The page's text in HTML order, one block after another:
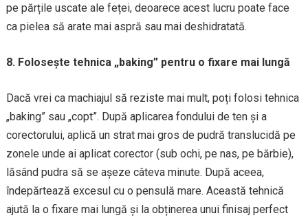
pe părțile uscate ale feței, deoarece acest lucru poate face
ca pielea să arate mai aspră sau mai deshidratată.
8. Folosește tehnica „baking” pentru o fixare mai lungă
Dacă vrei ca machiajul să reziste mai mult, poți folosi tehnica
„baking” sau „copt”. După aplicarea fondului de ten și a
corectorului, aplică un strat mai gros de pudră translucidă pe
zonele unde ai aplicat corector (sub ochi, pe nas, pe bărbie),
lăsând pudra să se așeze câteva minute. După aceea,
îndepărtează excesul cu o pensulă mare. Această tehnică
ajută la o fixare mai lungă și la obținerea unui finisaj perfect